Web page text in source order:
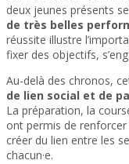
deux jeunes présents
de très belles
réussite illustre
fixer des objectifs,
Au-delà des chronos,
de lien social et de
La préparation, la
ont permis de renforcer
créer du lien entre les
chacun·e.